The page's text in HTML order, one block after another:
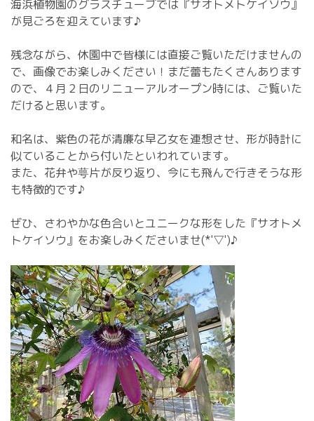
海浜植物園のグラスチューブでは『サオトメトケイソウ』
が見ごろを迎えています♪
残念ながら、休園中で皆様には直接ご覧いただけませんの
で、画像でお楽しみください！まだ蕾もたくさんあります
ので、４月２日のリニューアルオープン時には、ご覧いた
だけると思います。
和名は、紫色の花が清廉な早乙女を連想させ、形が時計に
似ていることから付いたといわれています。
また、花弁や萼片が反り返り、今にも飛んで行きそうな形
も特徴的です♪
ぜひ、さわやかな色合いとユニークな形をした『サオトメ
トケイソウ』をお楽しみくださいませ(*'▽')♪